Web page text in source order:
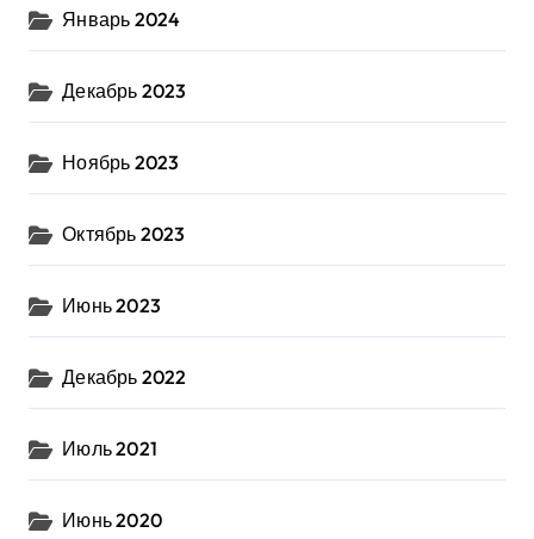
Январь 2024
Декабрь 2023
Ноябрь 2023
Октябрь 2023
Июнь 2023
Декабрь 2022
Июль 2021
Июнь 2020